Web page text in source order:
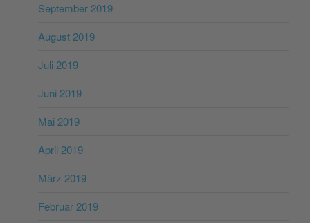
September 2019
August 2019
Juli 2019
Juni 2019
Mai 2019
April 2019
März 2019
Februar 2019